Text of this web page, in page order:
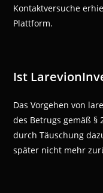
Kontaktversuche
Plattform.
Ist
Das Vorgehen von
des Betrugs gemäß §
durch Täuschung
später nicht mehr